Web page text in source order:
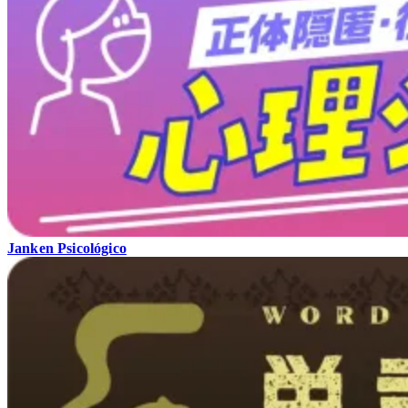
Janken Psicológico